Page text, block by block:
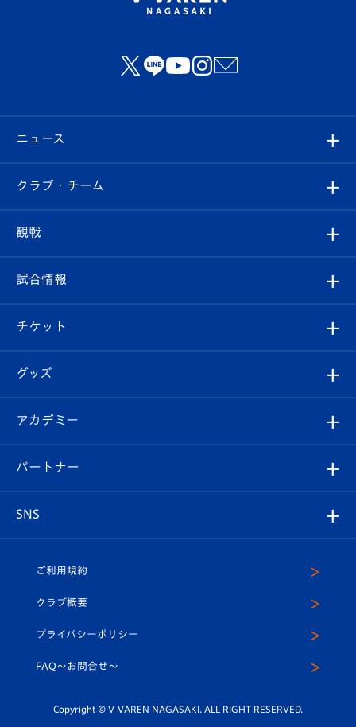
ニュース
すべて
クラブ
試合情報
チケット
イベント
メディア
ホームタウン
クラブ・チーム
クラブ概要
エンブレム紹介
スタッフプロフィール
マスコット紹介
平和祈念活動
ホームタウン活動
観戦
観戦ルール
はじめての観戦ガイド
Revive Team
ヴィヴィくんの長崎おもてなしガイド
試合情報
試合日程/結果
フォトギャラリー
スタジアムグルメ
チケット
チケット
V-LOVERS（ファンクラブ）
プレイヤーズスイート
グッズ
オンラインショップ
店舗情報
アカデミー
育成からのお知らせ
U-18
スクール
パートナー
SNS
ヴィヴィくんインスタグラム
公式LINE＠
ご利用規約
クラブ概要
プライバシーポリシー
FAQ〜お問合せ〜
Copyright © V-VAREN NAGASAKI. ALL RIGHT RESERVED.